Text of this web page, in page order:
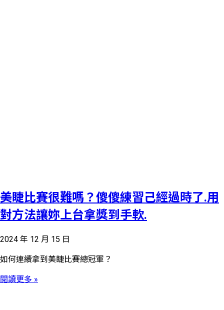
美睫比賽很難嗎？傻傻練習己經過時了.用
對方法讓妳上台拿獎到手軟.
2024 年 12 月 15 日
如何連續拿到美睫比賽總冠軍？
閱讀更多 »